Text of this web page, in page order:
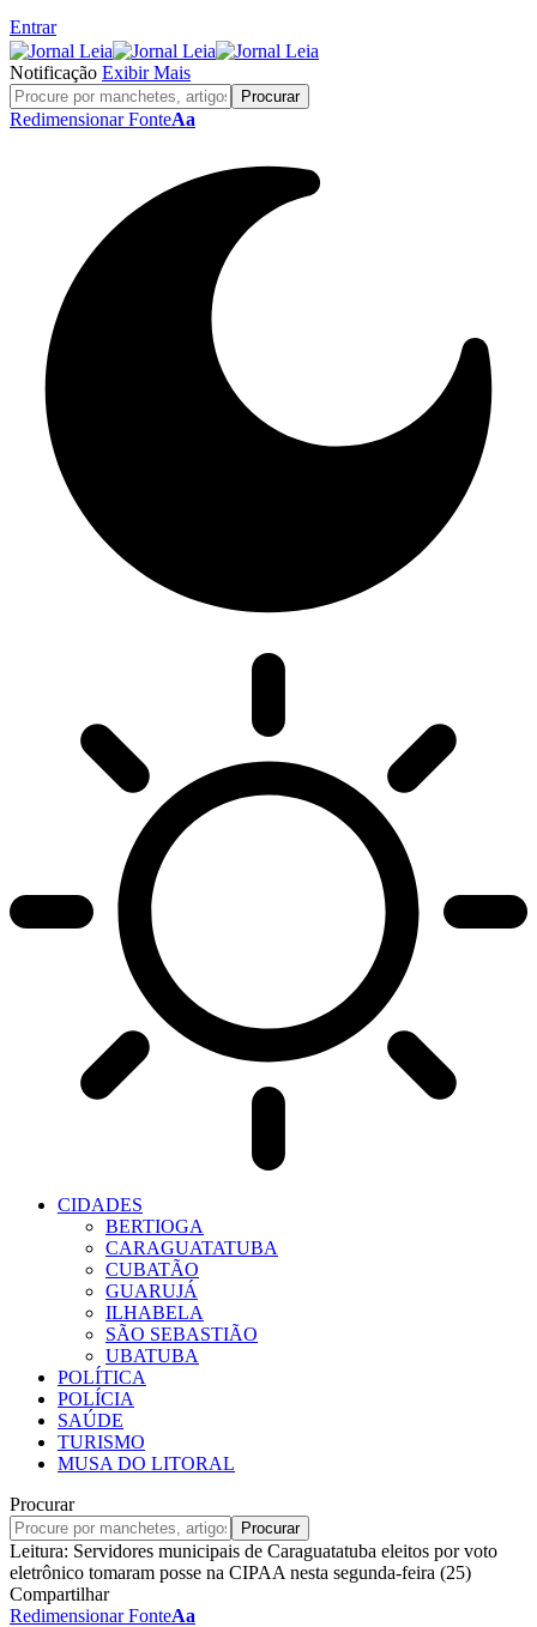
Entrar
Notificação Exibir Mais
Redimensionar FonteAa
CIDADES
BERTIOGA
CARAGUATATUBA
CUBATÃO
GUARUJÁ
ILHABELA
SÃO SEBASTIÃO
UBATUBA
POLÍTICA
POLÍCIA
SAÚDE
TURISMO
MUSA DO LITORAL
Procurar
Leitura: Servidores municipais de Caraguatatuba eleitos por voto
eletrônico tomaram posse na CIPAA nesta segunda-feira (25)
Compartilhar
Redimensionar FonteAa